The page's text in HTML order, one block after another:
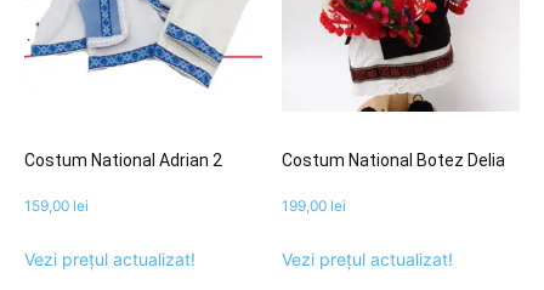
Costum National Adrian 2
159,00 lei
Vezi prețul actualizat!
Costum National Botez Delia
199,00 lei
Vezi prețul actualizat!